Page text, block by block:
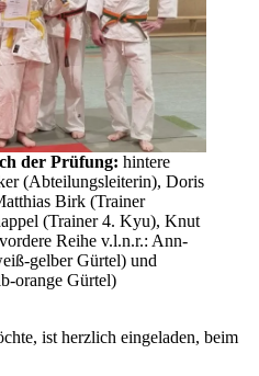
der Prüfung: hintere
(Abteilungsleiterin), Doris
Birk (Trainer
(Trainer 4. Kyu), Knut
Reihe v.l.n.r.: Ann-
gelber Gürtel) und
orange Gürtel)
ist herzlich eingeladen, beim